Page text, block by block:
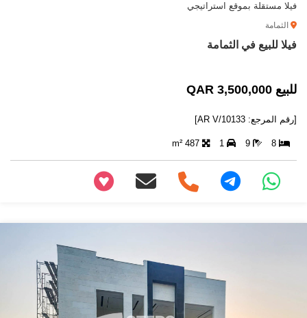
فيلا مستقلة بموقع استراتيجي
الثمامة
فيلا للبيع في الثمامة
للبيع 3,500,000 QAR
[رقم المرجع: AR V/10133]
8
9
1
487 m²